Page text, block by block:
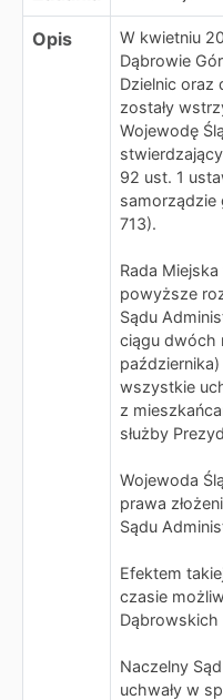
Opis
W kwietniu
Dąbrowie
Dzielnic oraz
zostały
Wojewodę
92 ust. 1
samorządzie
713).
Rada
powyższe
Sądu
ciągu dwóch
wszystkie
z
służby
Wojewoda
prawa
Sądu
Efektem
czasie
Dąbrowskich
Naczelny
uchwały w